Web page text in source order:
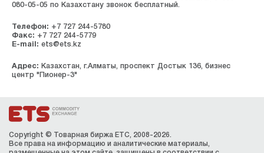
080-05-05 по Казахстану звонок бесплатный.
Телефон: +7 727 244-5780
Факс: +7 727 244-5779
E-mail: ets@ets.kz
Адрес: Казахстан, г.Алматы, проспект Достык 136, бизнес
центр "Пионер-3"
Copyright © Товарная биржа ЕТС, 2008-2026.
Все права на информацию и аналитические материалы,